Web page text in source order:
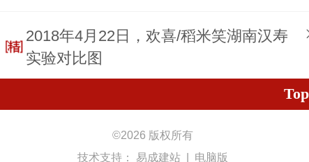
2018年4月22日，欢喜/稻米笑湖南汉寿
实验对比图
Top
©2026 版权所有
技术支持： 易成建站 电脑版